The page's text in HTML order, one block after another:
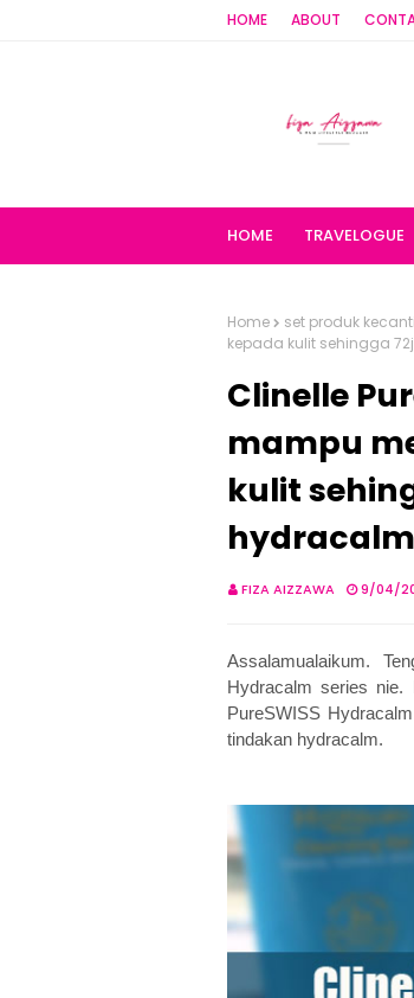
HOME ABOUT
HOME TRAVELOGUE
Home set produk
kepada kulit sehingga
Clinelle
mampu
kulit
hydracalm
FIZA AIZZAWA 9/04/
Assalamualaikum.
Hydracalm series nie.
PureSWISS
tindakan hydracalm.